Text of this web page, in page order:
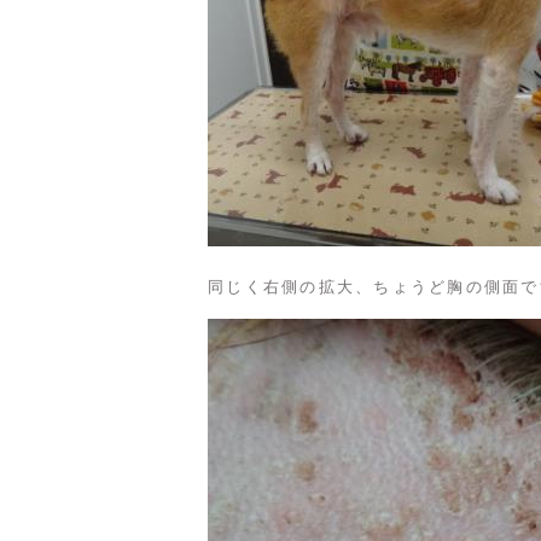
同じく右側の拡大、ちょうど胸の側面